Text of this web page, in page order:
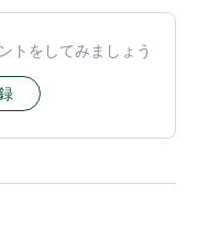
トをしてみましょう